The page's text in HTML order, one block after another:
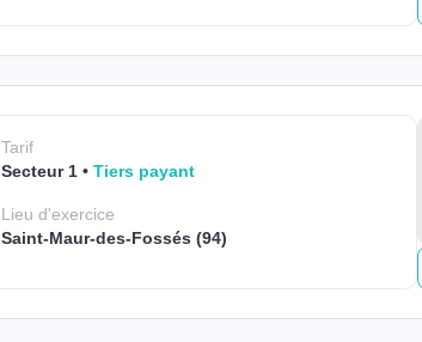
Tarif
Secteur 1
Tiers payant
Lieud'exercice
Saint-Maur-des-Fossés (94)